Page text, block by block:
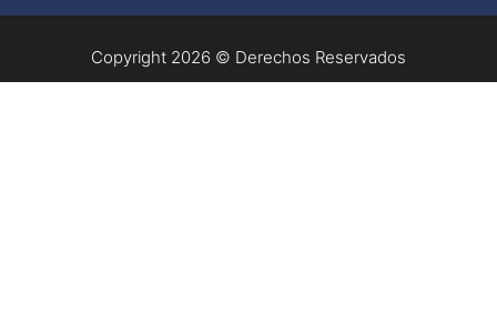
Copyright 2026 © Derechos Reservados